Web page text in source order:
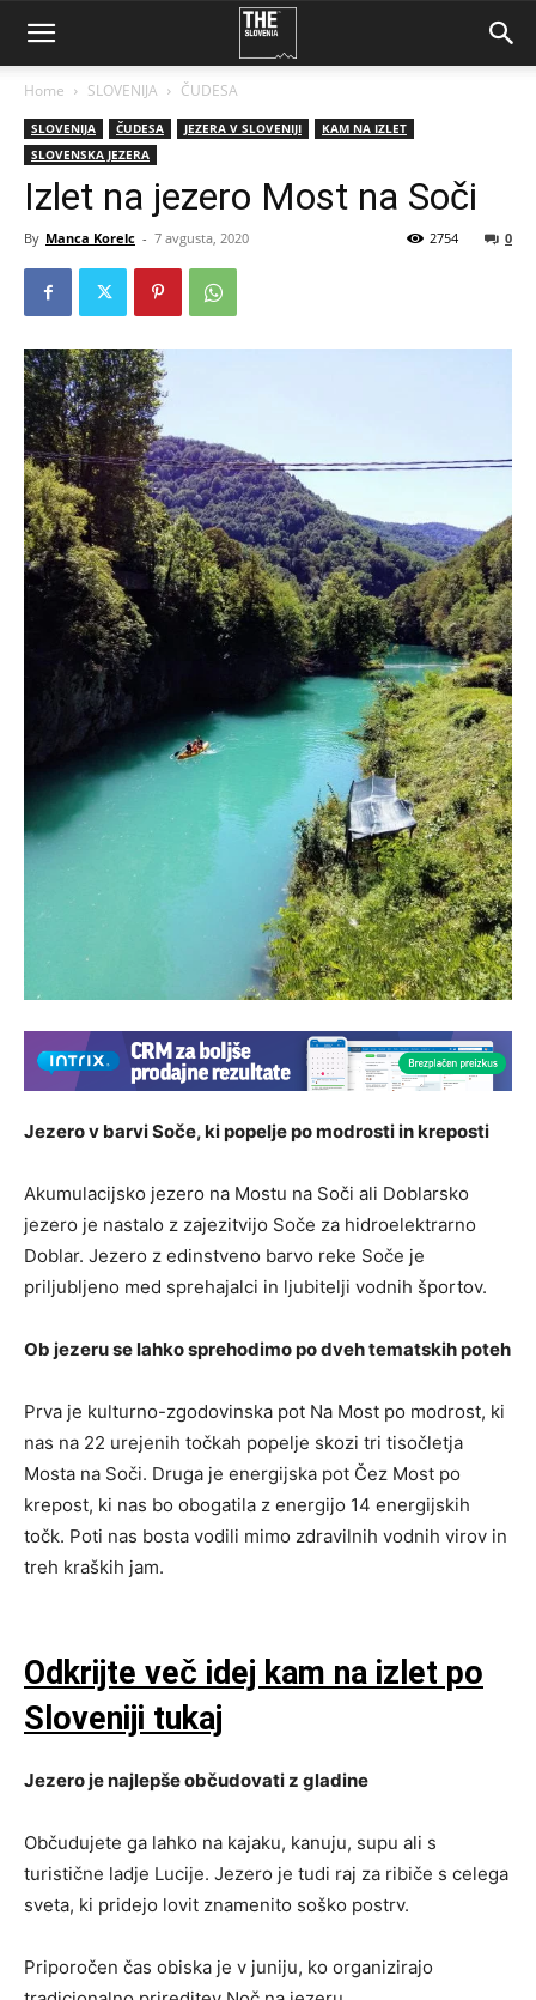
Home SLOVENIJA ČUDESA
SLOVENIJA ČUDESA JEZERA V SLOVENIJI
KAM NA IZLET
SLOVENSKA JEZERA
Izlet na jezero Most na Soči
By Manca Korelc - 7 avgusta, 2020 0
2754
Jezero v barvi Soče, ki popelje po modrosti in kreposti
Akumulacijsko jezero na Mostu na Soči ali Doblarsko
jezero je nastalo z zajezitvijo Soče za hidroelektrarno
Doblar. Jezero z edinstveno barvo reke Soče je
priljubljeno med sprehajalci in ljubitelji vodnih športov.
Ob jezeru se lahko sprehodimo po dveh tematskih poteh
Prva je kulturno-zgodovinska pot Na Most po modrost, ki
nas na 22 urejenih točkah popelje skozi tri tisočletja
Mosta na Soči. Druga je energijska pot Čez Most po
krepost, ki nas bo obogatila z energijo 14 energijskih
točk. Poti nas bosta vodili mimo zdravilnih vodnih virov in
treh kraških jam.
Odkrijte več idej kam na izlet po
Sloveniji tukaj
Jezero je najlepše občudovati z gladine
Občudujete ga lahko na kajaku, kanuju, supu ali s
turistične ladje Lucije. Jezero je tudi raj za ribiče s celega
sveta, ki pridejo lovit znamenito soško postrv.
Priporočen čas obiska je v juniju, ko organizirajo